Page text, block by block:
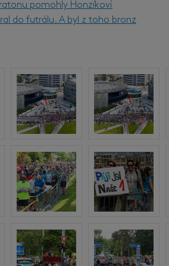
pomohly Honzíkovi
do futrálu. A byl z toho bronz